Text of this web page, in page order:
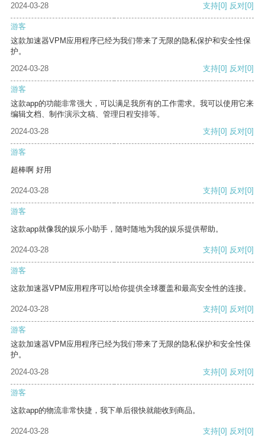
2024-03-28 支持[0] 反对[0]
游客
这款加速器VPM应用程序已经为我们带来了无限的隐私保护和安全性保
护。
2024-03-28
支持[0] 反对[0]
游客
这款app的功能非常强大，可以满足我所有的工作需求。我可以使用它来
编辑文档、制作演示文稿、管理日程安排等。
2024-03-28
支持[0] 反对[0]
游客
超棒啊 好用
2024-03-28 支持[0] 反对[0]
游客
这款app就像我的娱乐小助手，随时随地为我的娱乐提供帮助。
2024-03-28 支持[0] 反对[0]
游客
这款加速器VPM应用程序可以给你提供全球覆盖和最高安全性的连接。
2024-03-28 支持[0] 反对[0]
游客
这款加速器VPM应用程序已经为我们带来了无限的隐私保护和安全性保
护。
2024-03-28
支持[0] 反对[0]
游客
这款app的物流非常快捷，我下单后很快就能收到商品。
2024-03-28 支持[0] 反对[0]